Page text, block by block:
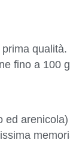
fino a 100
ed arenicola)